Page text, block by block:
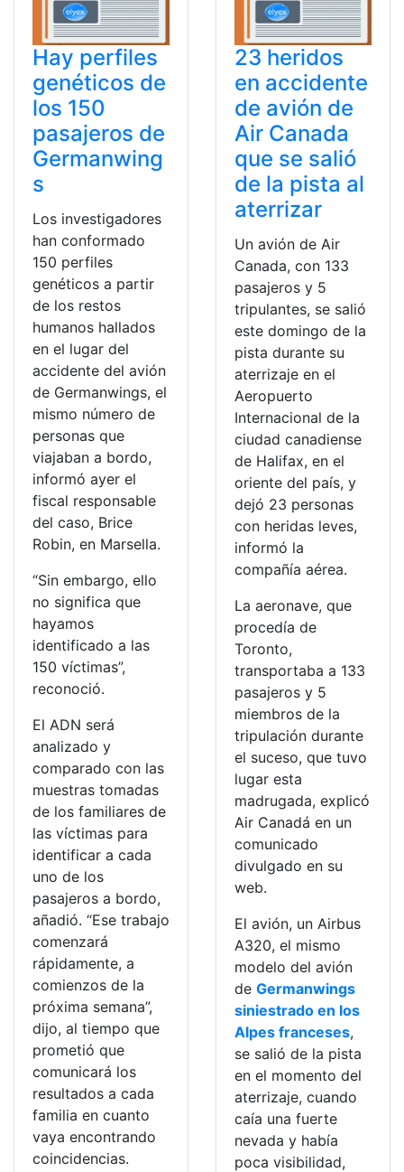
Hay perfiles
genéticos de
los 150
pasajeros de
Germanwing
s
Los investigadores
han conformado
150 perfiles
genéticos a partir
de los restos
humanos hallados
en el lugar del
accidente del avión
de Germanwings, el
mismo número de
personas que
viajaban a bordo,
informó ayer el
fiscal responsable
del caso, Brice
Robin, en Marsella.
“Sin embargo, ello
no significa que
hayamos
identificado a las
150 víctimas”,
reconoció.
El ADN será
analizado y
comparado con las
muestras tomadas
de los familiares de
las víctimas para
identificar a cada
uno de los
pasajeros a bordo,
añadió. “Ese trabajo
comenzará
rápidamente, a
comienzos de la
próxima semana”,
dijo, al tiempo que
prometió que
comunicará los
resultados a cada
familia en cuanto
vaya encontrando
coincidencias.
23 heridos
en accidente
de avión de
Air Canada
que se salió
de la pista al
aterrizar
Un avión de Air
Canada, con 133
pasajeros y 5
tripulantes, se salió
este domingo de la
pista durante su
aterrizaje en el
Aeropuerto
Internacional de la
ciudad canadiense
de Halifax, en el
oriente del país, y
dejó 23 personas
con heridas leves,
informó la
compañía aérea.
La aeronave, que
procedía de
Toronto,
transportaba a 133
pasajeros y 5
miembros de la
tripulación durante
el suceso, que tuvo
lugar esta
madrugada, explicó
Air Canadá en un
comunicado
divulgado en su
web.
El avión, un Airbus
A320, el mismo
modelo del avión
de Germanwings
siniestrado en los
Alpes franceses,
se salió de la pista
en el momento del
aterrizaje, cuando
caía una fuerte
nevada y había
poca visibilidad,